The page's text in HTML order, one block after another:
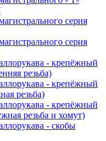
серия
серия
- крепёжный
резьба)
- крепёжный
резьба)
- крепёжный
резьба и хомут)
- скобы